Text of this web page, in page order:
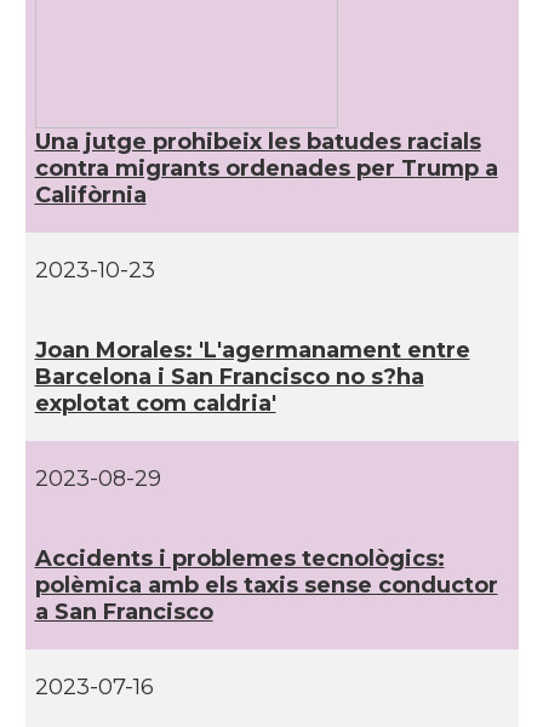
CAMON CATALANS A NEW YORK
CAMON Catalans a OKLAHOMA
CAMON
Catalans a Philadelphia,
Pennsylvania, USA
CAMON
CAMON
CAMON
Una jutge prohibeix les batudes racials
contra migrants ordenades per Trump a
Califòrnia
2023-10-23
Joan Morales: 'L'agermanament entre
Barcelona i San Francisco no s?ha
explotat com caldria'
2023-08-29
Accidents i problemes tecnològics:
polèmica amb els taxis sense conductor
a San Francisco
2023-07-16